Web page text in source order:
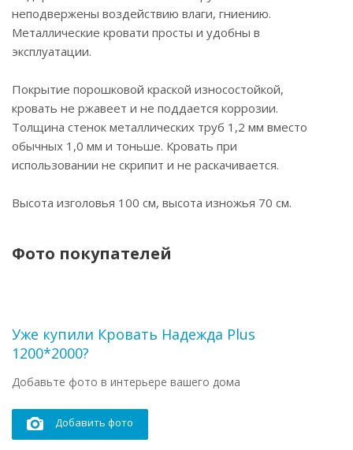
неподвержены воздействию влаги, гниению.
Металлические кровати просты и удобны в
эксплуатации.
Покрытие порошковой краской износостойкой,
кровать не ржавеет и не поддается коррозии.
Толщина стенок металлических труб 1,2 мм вместо
обычных 1,0 мм и тоньше. Кровать при
использовании не скрипит и не раскачивается.
Высота изголовья 100 см, высота изножья 70 см.
Фото покупателей
Уже купили Кровать Надежда Plus
1200*2000?
Добавьте фото в интерьере вашего дома
Добавить фото